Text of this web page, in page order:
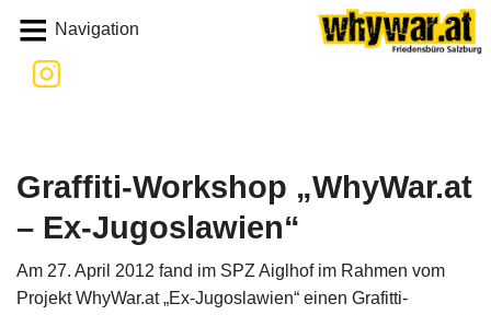
Navigation
Whywar
Graffiti-Workshop „WhyWar.at
– Ex-Jugoslawien“
Am 27. April 2012 fand im SPZ Aiglhof im Rahmen vom
Projekt WhyWar.at „Ex-Jugoslawien“ einen Grafitti-